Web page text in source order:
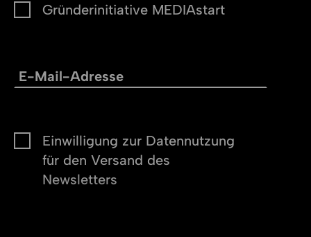
Gründerinitiative MEDIAstart
Einwilligung zur Datennutzung
für den Versand des
Newsletters